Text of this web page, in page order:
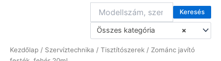
Keresés
×
Összes kategória
Kezdőlap / Szervíztechnika / Tisztítószerek / Zománc javító